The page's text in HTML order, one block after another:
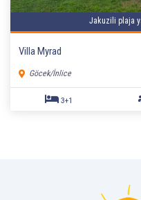
Jakuzili plaja
Villa Myrad
Göcek/İnlice